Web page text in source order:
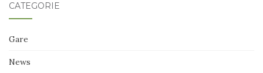
CATEGORIE
Gare
News